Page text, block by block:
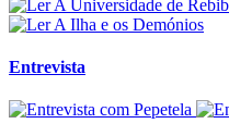
Entrevista